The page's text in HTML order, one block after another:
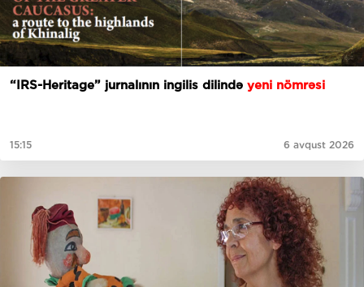
“IRS-Heritage” jurnalının ingilis dilində yeni nömrəsi
15:15 6 avqust 2026